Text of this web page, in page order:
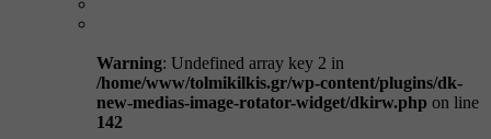
Warning: Undefined array key 2 in
/home/www/tolmikilkis.gr/wp-content/plugins/dk-
new-medias-image-rotator-widget/dkirw.php on line
142